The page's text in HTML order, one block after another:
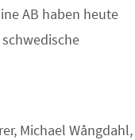
AB haben heute
Michael Wångdahl,